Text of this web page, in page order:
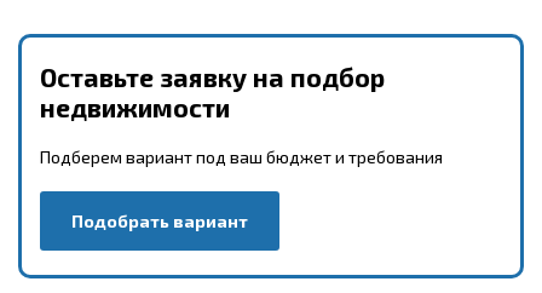
Оставьте заявку на подбор
недвижимости
Подберем вариант под ваш бюджет и требования
Подобрать вариант